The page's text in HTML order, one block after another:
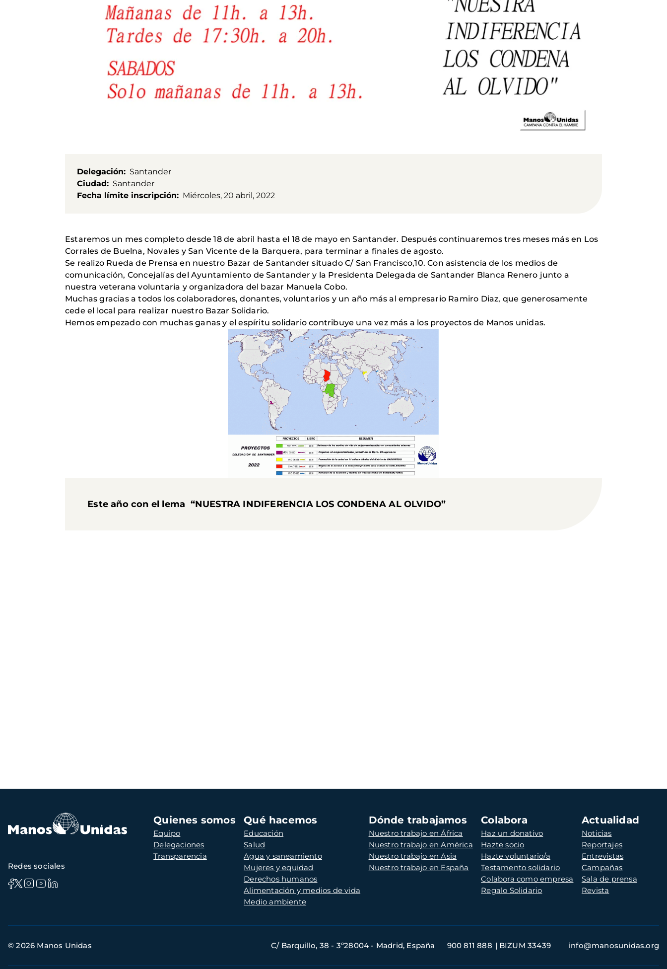
Delegación
Santander
Ciudad
Santander
Fecha límite inscripción
Miércoles, 20 abril, 2022
Estaremos un mes completo desde 18 de abril hasta el 18 de mayo en Santander. Después continuaremos tres meses más en Los
Corrales de Buelna, Novales y San Vicente de la Barquera, para terminar a finales de agosto.
Se realizo Rueda de Prensa en nuestro Bazar de Santander situado C/ San Francisco,10. Con asistencia de los medios de
comunicación, Concejalías del Ayuntamiento de Santander y la Presidenta Delegada de Santander Blanca Renero junto a
nuestra veterana voluntaria y organizadora del bazar Manuela Cobo.
Muchas gracias a todos los colaboradores, donantes, voluntarios y un año más al empresario Ramiro Diaz, que generosamente
cede el local para realizar nuestro Bazar Solidario.
Hemos empezado con muchas ganas y el espíritu solidario contribuye una vez más a los proyectos de Manos unidas.
Este año con el lema “NUESTRA INDIFERENCIA LOS CONDENA AL OLVIDO”
Navegación
principal
Quienes somos
Equipo
Delegaciones
Transparencia
Qué hacemos
Educación
Salud
Agua y saneamiento
Mujeres y equidad
Derechos humanos
Alimentación y medios de vida
Medio ambiente
Dónde trabajamos
Nuestro trabajo en África
Nuestro trabajo en América
Nuestro trabajo en Asia
Nuestro trabajo en España
Colabora
Haz un donativo
Hazte socio
Hazte voluntario/a
Testamento solidario
Colabora como empresa
Regalo Solidario
Actualidad
Noticias
Reportajes
Entrevistas
Campañas
Sala de prensa
Revista
Redes sociales
de
© 2026 Manos Unidas C/ Barquillo, 38 - 3º28004 - Madrid, España 900 811 888 BIZUM 33439 info@manosunidas.org